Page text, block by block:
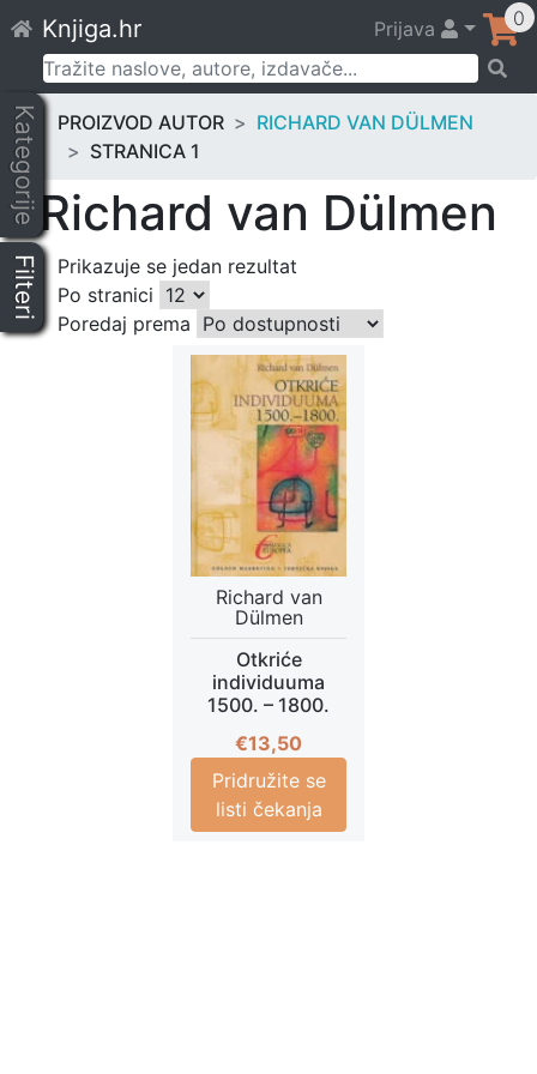
to
content
Knjiga.hr Prijava 0
Pretraži:
Kategorije
Filteri
PROIZVOD AUTOR
RICHARD VAN DÜLMEN
STRANICA 1
Richard van Dülmen
Prikazuje se jedan rezultat
Po stranici
Poredaj prema
Richard van
Dülmen
Otkriće
individuuma
1500. – 1800.
€13,50
Pridružite se
listi čekanja